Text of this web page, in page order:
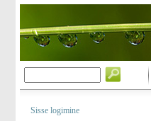
Sisse logimine